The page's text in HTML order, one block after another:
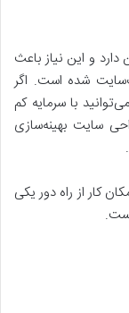
و این نیاز باعث
شده است. اگر
با سرمایه کم
سایت بهینه‌سازی
کار از راه دور یکی